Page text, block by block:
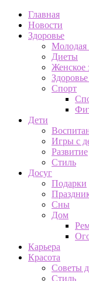
Главная
Новости
Здоровье
Молодая
Диеты
Женское
Спорт
Дети
Игры с
Развитие
Стиль
Досуг
Подарки
Сны
Дом
Карьера
Красота
Советы
Стиль